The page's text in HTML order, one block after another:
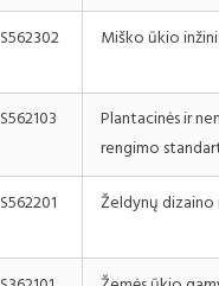
S562302 Miško ūkio
S562103
Plantacinės ir
rengimo
S562201 Želdynų dizaino